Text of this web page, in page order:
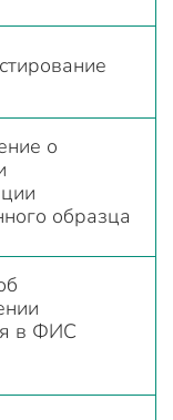
о
образца
в ФИС